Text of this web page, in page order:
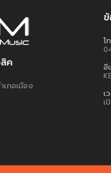
ค
เภอเมือง
โ
อี
เ
เ